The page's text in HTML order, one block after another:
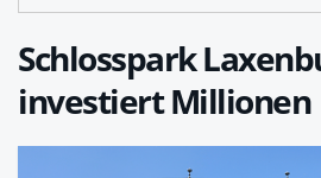
Schlosspark
investiert Millionen